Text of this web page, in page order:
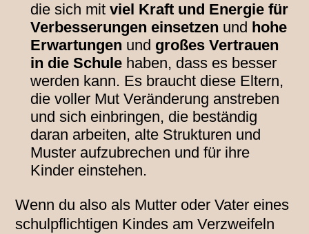
die sich mitviel Kraft und Energie für
Verbesserungen einsetzen und hohe
Erwartungen und großes Vertrauen
in die Schule haben, dass es besser
werden kann. Es braucht diese Eltern,
die voller Mut Veränderung anstreben
und sich einbringen, die beständig
daran arbeiten, alte Strukturen und
Muster aufzubrechen und für ihre
Kinder einstehen.
Wenn du also als Mutter oder Vater eines
schulpflichtigen Kindes am Verzweifeln